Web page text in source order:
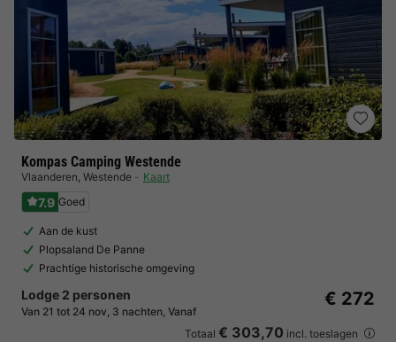
Kompas Camping Westende
Vlaanderen, Westende Kaart
7.9 Goed
Aan de kust
Plopsaland De Panne
Prachtige historische omgeving
Lodge 2 personen
Van 21 tot 24 nov, 3 nachten, Vanaf
€ 272
Totaal € 303,70 incl. toeslagen